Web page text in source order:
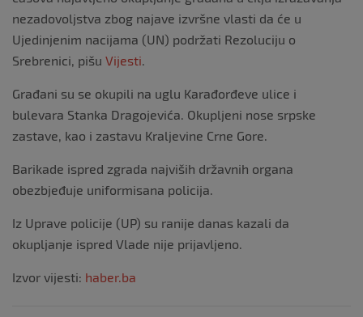
nezadovoljstva zbog najave izvršne vlasti da će u
Ujedinjenim nacijama (UN) podržati Rezoluciju o
Srebrenici, pišu Vijesti
Građani su se okupili na uglu Karađorđeve ulice i
bulevara Stanka Dragojevića. Okupljeni nose srpske
zastave, kao i zastavu Kraljevine Crne Gore.
Barikade ispred zgrada najviših državnih organa
obezbjeđuje uniformisana policija.
Iz Uprave policije (UP) su ranije danas kazali da
okupljanje ispred Vlade nije prijavljeno.
Izvor vijesti: haber.ba